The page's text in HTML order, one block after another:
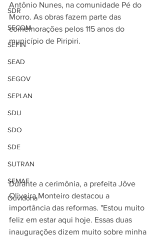
SDR
SECOM
SEFIN
SEAD
SEGOV
SEPLAN
SDU
SDO
SDE
SUTRAN
SEMAF
Ouvidoria
Antônio Nunes, na comunidade Pé do
Morro. As obras fazem parte das
comemorações pelos 115 anos do
município de Piripiri.
Durante a cerimônia, a prefeita Jôve
Oliveira Monteiro destacou a
importância das reformas. "Estou muito
feliz em estar aqui hoje. Essas duas
inaugurações dizem muito sobre minha